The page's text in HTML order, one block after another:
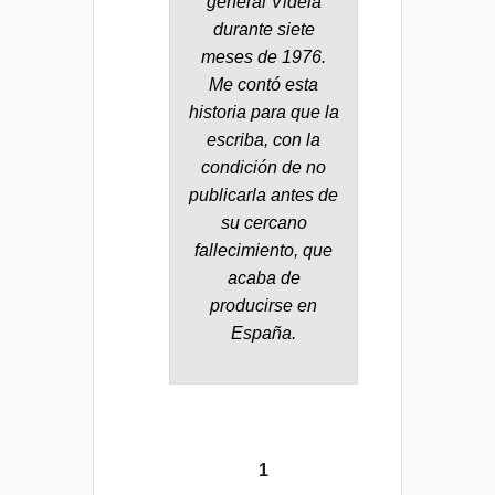
durante siete
meses de 1976.
Me contó esta
historia para que la
escriba, con la
condición de no
publicarla antes de
su cercano
fallecimiento, que
acaba de
producirse en
España.
1